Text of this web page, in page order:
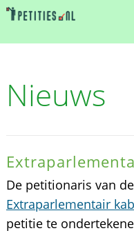
Nieuws
De petitionaris van
Extraparlementair
petitie te